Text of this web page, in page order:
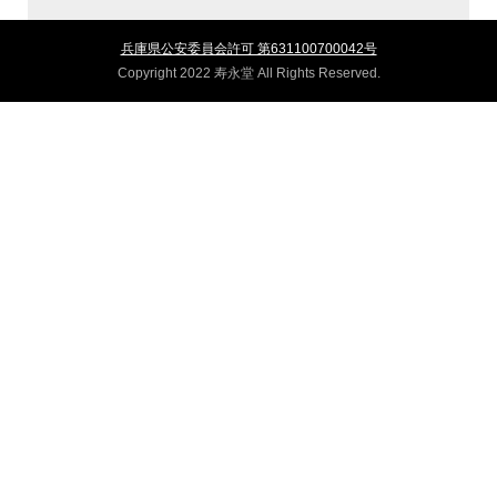
兵庫県公安委員会許可 第631100700042号
Copyright 2022 寿永堂 All Rights Reserved.